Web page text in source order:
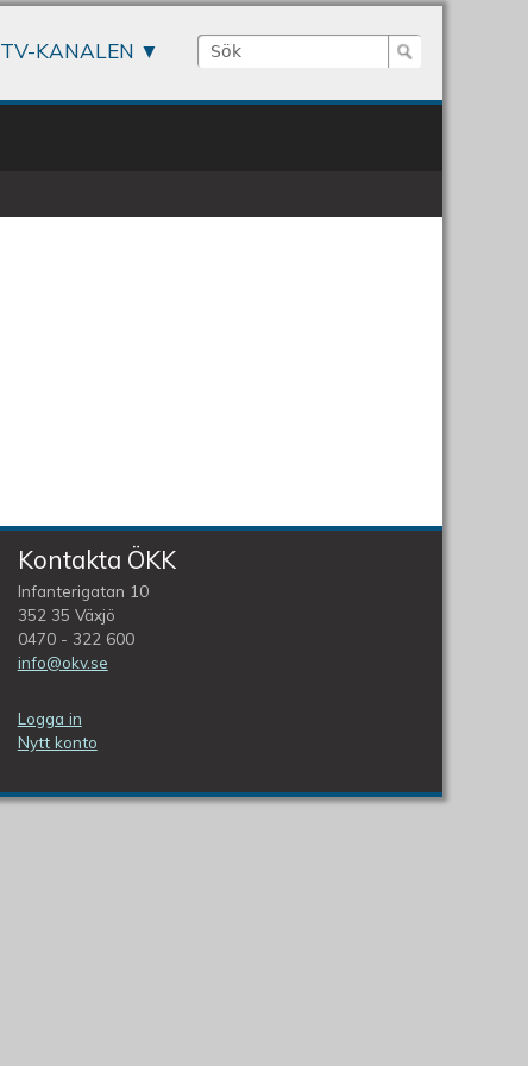
Sökformulär
Sök
TV-KANALEN
Kontakta ÖKK
Infanterigatan 10
352 35 Växjö
0470 - 322 600
info@okv.se
Logga in
Nytt konto